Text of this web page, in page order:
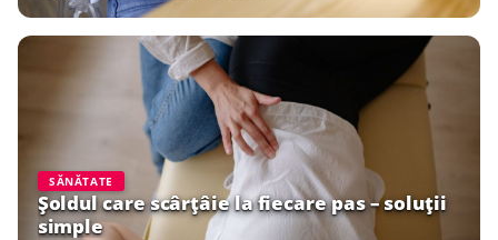
SĂNĂTATE
Șoldul care scârțâie la fiecare pas – soluții
simple